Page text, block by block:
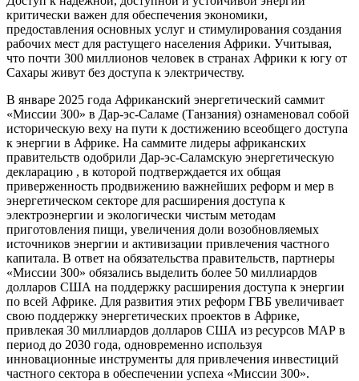
критически важен для обеспечения экономики,
предоставления основных услуг и стимулирования создания
рабочих мест для растущего населения Африки. Учитывая,
что почти 300 миллионов человек в странах Африки к югу от
Сахары живут без доступа к электричеству.
В январе 2025 года Африканский энергетический саммит
«Миссии 300» в Дар-эс-Саламе (Танзания) ознаменовал собой
историческую веху на пути к достижению всеобщего доступа
к энергии в Африке. На саммите лидеры африканских
правительств одобрили Дар-эс-Саламскую энергетическую
декларацию , в которой подтверждается их общая
приверженность продвижению важнейших реформ и мер в
энергетическом секторе для расширения доступа к
электроэнергии и экологически чистым методам
приготовления пищи, увеличения доли возобновляемых
источников энергии и активизации привлечения частного
капитала. В ответ на обязательства правительств, партнеры
«Миссии 300» обязались выделить более 50 миллиардов
долларов США на поддержку расширения доступа к энергии
по всей Африке. Для развития этих реформ ГВБ увеличивает
свою поддержку энергетических проектов в Африке,
привлекая 30 миллиардов долларов США из ресурсов МАР в
период до 2030 года, одновременно используя
инновационные инструменты для привлечения инвестиций
частного сектора в обеспечении успеха «Миссии 300».